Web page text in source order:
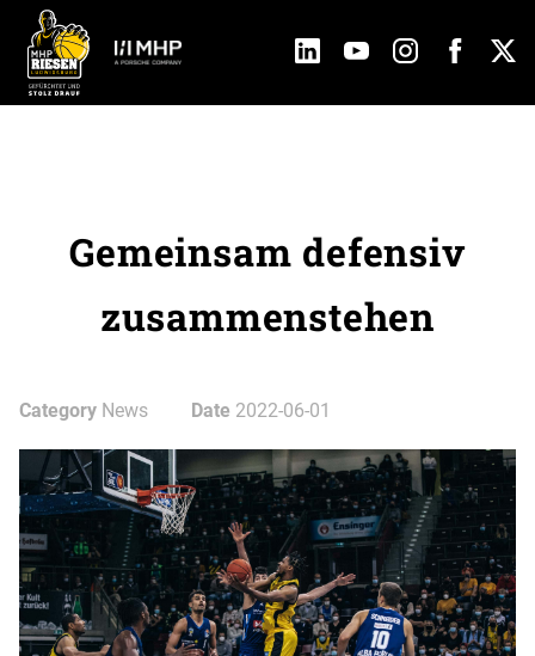
Gemeinsam defensiv
zusammenstehen
Category News Date 2022-06-01